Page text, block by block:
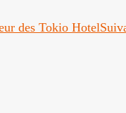
des Tokio Hotel